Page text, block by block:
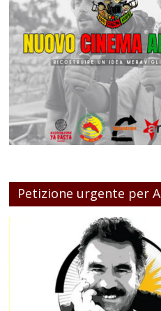
Petizione urgente per